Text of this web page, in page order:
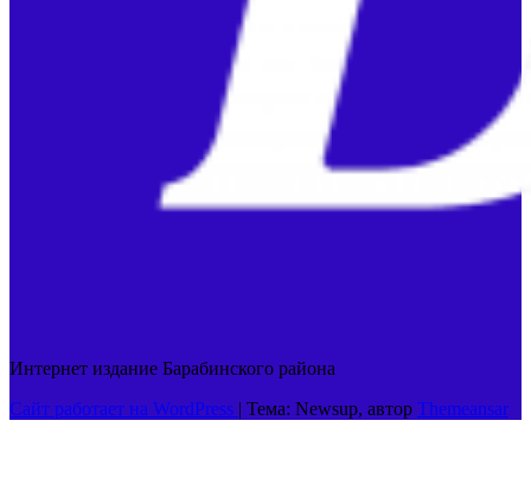
Интернет издание Барабинского района
Сайт работает на WordPress | Тема: Newsup, автор Themeansar